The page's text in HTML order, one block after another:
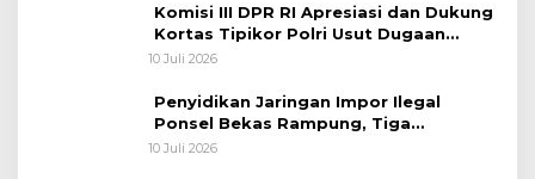
Komisi III DPR RI Apresiasi dan Dukung
Kortas Tipikor Polri Usut Dugaan
Korupsi Batu Bara
10 Juli 2026
Penyidikan Jaringan Impor Ilegal
Ponsel Bekas Rampung, Tiga
Tersangka Sudah P-21 dan Satu Buron
10 Juli 2026